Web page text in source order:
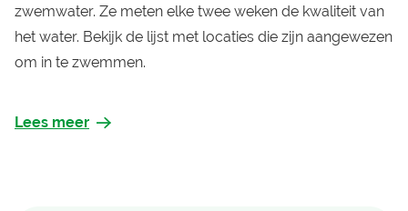
zwemwater. Ze meten elke twee weken de kwaliteit van
het water. Bekijk de lijst met locaties die zijn aangewezen
om in te zwemmen.
Lees meer